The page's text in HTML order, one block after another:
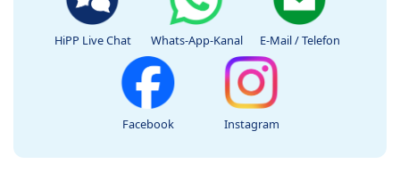
HiPP Live Chat Whats-App-Kanal E-Mail / Telefon
Facebook Instagram